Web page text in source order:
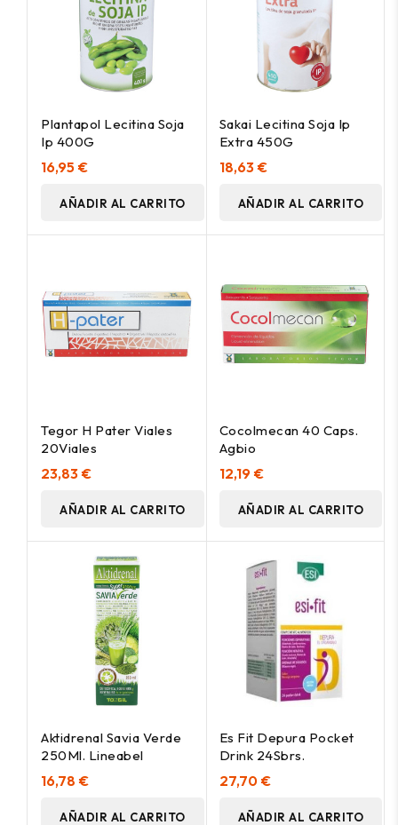
Plantapol Lecitina Soja
Ip 400G
16,95 €
AÑADIR AL CARRITO
Sakai Lecitina Soja Ip
Extra 450G
18,63 €
AÑADIR AL CARRITO
Tegor H Pater Viales
20Viales
23,83 €
AÑADIR AL CARRITO
Cocolmecan 40 Caps.
Agbio
12,19 €
AÑADIR AL CARRITO
Aktidrenal Savia Verde
250Ml. Lineabel
16,78 €
AÑADIR AL CARRITO
Es Fit Depura Pocket
Drink 24Sbrs.
27,70 €
AÑADIR AL CARRITO